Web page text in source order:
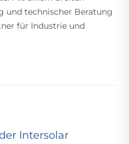
und technischer Beratung
für Industrie und
Intersolar